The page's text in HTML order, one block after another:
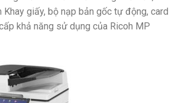
Khay giấy, bộ nạp bản gốc tự động, card
khả năng sử dụng của Ricoh MP